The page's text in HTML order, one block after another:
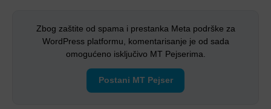
Zbog zaštite od spama i prestanka Meta podrške za
WordPress platformu, komentarisanje je od sada
omogućeno isključivo MT Pejserima.
Postani MT Pejser